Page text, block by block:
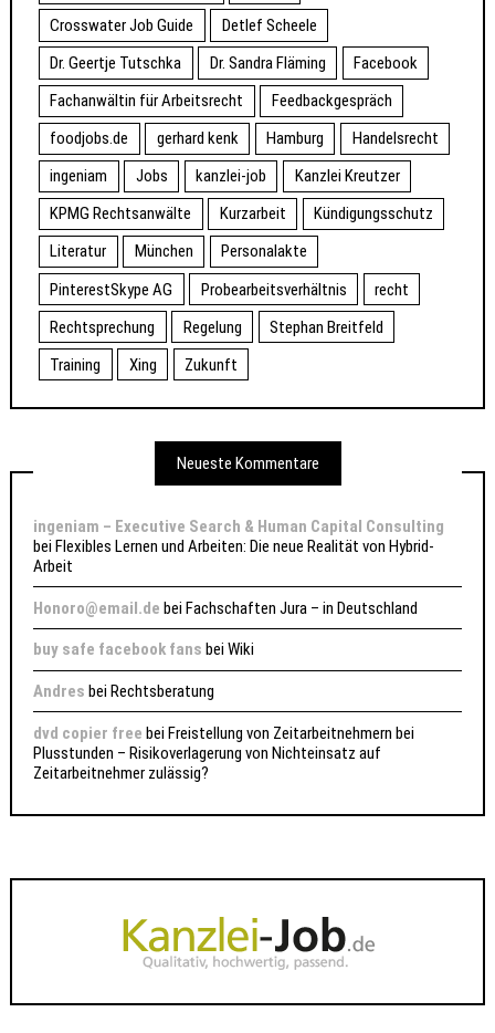
Crosswater Job Guide
Detlef Scheele
Dr. Geertje Tutschka
Dr. Sandra Fläming
Facebook
Fachanwältin für Arbeitsrecht
Feedbackgespräch
foodjobs.de
gerhard kenk Hamburg
Handelsrecht
ingeniam
Jobs kanzlei-job
Kanzlei Kreutzer
KPMG Rechtsanwälte
Kurzarbeit
Kündigungsschutz
Literatur
München
Personalakte
PinterestSkype AG
Probearbeitsverhältnis
recht
Rechtsprechung
Regelung
Stephan Breitfeld
Training
Xing Zukunft
Neueste Kommentare
ingeniam – Executive Search & Human Capital Consulting
beiFlexibles Lernen und Arbeiten: Die neue Realität von Hybrid-
Arbeit
Honoro@email.de beiFachschaften Jura – in Deutschland
buy safe facebook fans beiWiki
Andres beiRechtsberatung
dvd copier free beiFreistellung von Zeitarbeitnehmern bei
Plusstunden – Risikoverlagerung von Nichteinsatz auf
Zeitarbeitnehmer zulässig?